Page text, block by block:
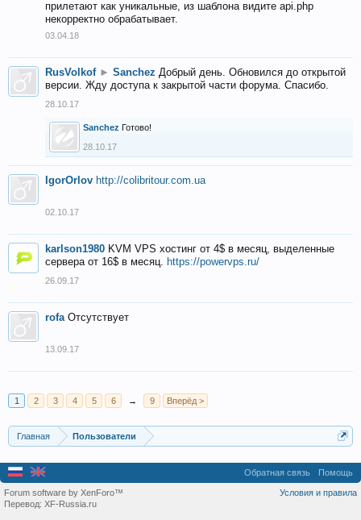
прилетают как уникальные, из шаблона видите api.php
некорректно обрабатывает.
03.04.18
RusVolkof ► Sanchez Добрый день. Обновился до открытой
версии. Жду доступа к закрытой части форума. Спасибо.
28.10.17
Sanchez Готово!
28.10.17
IgorOrlov http://colibritour.com.ua
02.10.17
karlson1980 KVM VPS хостинг от 4$ в месяц, выделенные
сервера от 16$ в месяц. https://powervps.ru/
26.09.17
rofa Отсутствует
13.09.17
1 2 3 4 5 6 → 9 Вперёд >
Главная Пользователи
Обратная связь Помощь
Условия и правила
Forum software by XenForo™
Перевод: XF-Russia.ru